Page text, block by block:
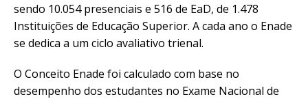
sendo 10.054 presenciais e 516 de EaD, de 1.478
Instituições de Educação Superior. A cada ano o Enade
se dedica a um ciclo avaliativo trienal.
O Conceito Enade foi calculado com base no
desempenho dos estudantes no Exame Nacional de